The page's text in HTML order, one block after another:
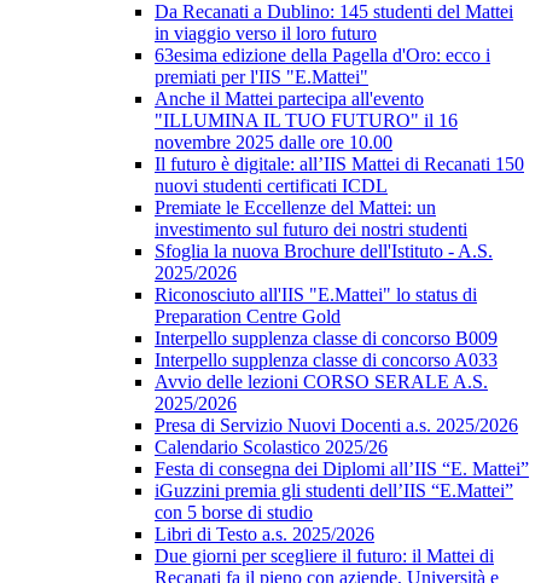
Da Recanati a Dublino: 145 studenti del Mattei
in viaggio verso il loro futuro
63esima edizione della Pagella d'Oro: ecco i
premiati per l'IIS "E.Mattei"
Anche il Mattei partecipa all'evento
"ILLUMINA IL TUO FUTURO" il 16
novembre 2025 dalle ore 10.00
Il futuro è digitale: all’IIS Mattei di Recanati 150
nuovi studenti certificati ICDL
Premiate le Eccellenze del Mattei: un
investimento sul futuro dei nostri studenti
Sfoglia la nuova Brochure dell'Istituto - A.S.
2025/2026
Riconosciuto all'IIS "E.Mattei" lo status di
Preparation Centre Gold
Interpello supplenza classe di concorso B009
Interpello supplenza classe di concorso A033
Avvio delle lezioni CORSO SERALE A.S.
2025/2026
Presa di Servizio Nuovi Docenti a.s. 2025/2026
Calendario Scolastico 2025/26
Festa di consegna dei Diplomi all’IIS “E. Mattei”
iGuzzini premia gli studenti dell’IIS “E.Mattei”
con 5 borse di studio
Libri di Testo a.s. 2025/2026
Due giorni per scegliere il futuro: il Mattei di
Recanati fa il pieno con aziende, Università e